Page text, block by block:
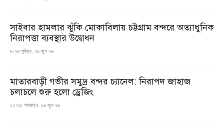
সাইবার হামলার ঝুঁকি মোকাবিলায় চট্টগ্রাম বন্দরে অত্যাধুনিক
নিরাপত্তা ব্যবস্থার উদ্বোধন
৮:২৬ পূর্বাহ্ন, ২৯ জুন ২৬
মাতারবাড়ী গভীর সমুদ্র বন্দর চ্যানেল: নিরাপদ জাহাজ
চলাচলে শুরু হলো ড্রেজিং
১০:২৫ অপরাহ্ন, ১৬ জুন ২৬